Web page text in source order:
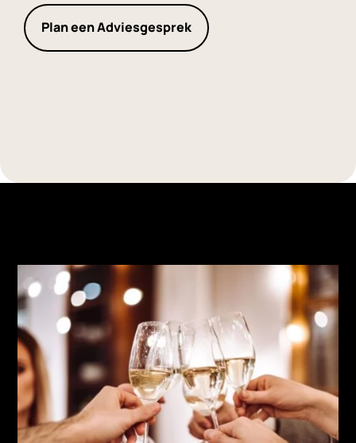
Plan een Adviesgesprek